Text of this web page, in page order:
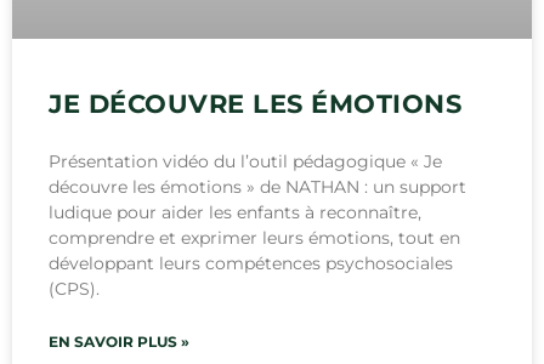
JE DÉCOUVRE LES ÉMOTIONS
Présentation vidéo du l’outil pédagogique « Je
découvre les émotions » de NATHAN : un support
ludique pour aider les enfants à reconnaître,
comprendre et exprimer leurs émotions, tout en
développant leurs compétences psychosociales
(CPS).
EN SAVOIR PLUS »